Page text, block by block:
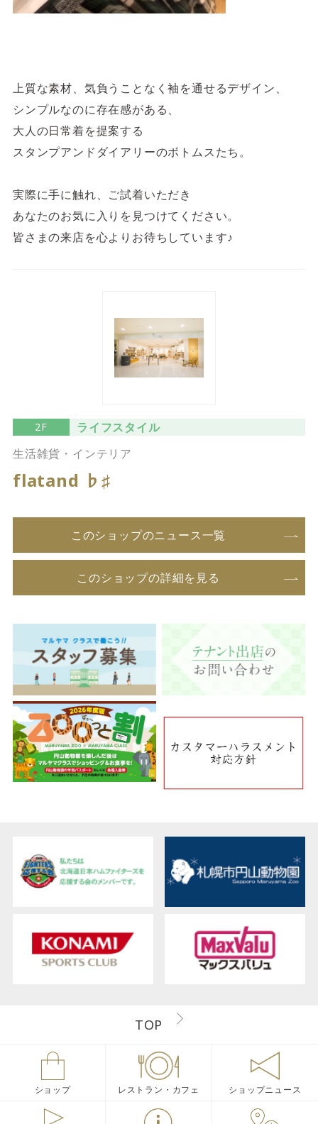
上質な素材、気負うことなく袖を通せるデザイン、
シンプルなのに存在感がある、
大人の日常着を提案する
スタンプアンドダイアリーのボトムスたち。
実際に手に触れ、ご試着いただき
あなたのお気に入りを見つけてください。
皆さまの来店を心よりお待ちしています♪
2F
ライフスタイル
生活雑貨・インテリア
flatand ♭♯
このショップのニュース一覧
このショップの詳細を見る
TOP
ショップ レストラン・カフェ ショップニュース